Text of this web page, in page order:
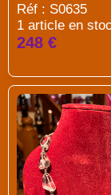
Réf : S0635
1 article en
248 €